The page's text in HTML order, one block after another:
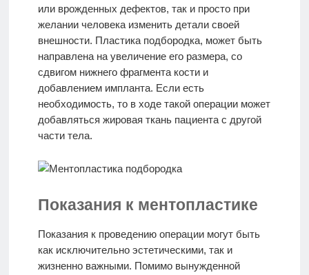
ИДЕАЛЫ
Моя
История
КОНТАКТЫ
авторы
или врожденных дефектов, так и просто при
желании человека изменить детали своей
внешности. Пластика подбородка, может быть
направлена на увеличение его размера, со
сдвигом нижнего фрагмента кости и
добавлением импланта. Если есть
необходимость, то в ходе такой операции может
добавляться жировая ткань пациента с другой
части тела.
Показания к ментопластике
Показания к проведению операции могут быть
как исключительно эстетическими, так и
жизненно важными. Помимо вынужденной